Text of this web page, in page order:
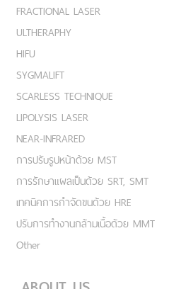
FRACTIONAL LASER
ULTHERAPHY
HIFU
SYGMALIFT
SCARLESS TECHNIQUE
LIPOLYSIS LASER
NEAR-INFRARED
การปรับรูปหน้าด้วย MST
การรักษาแผลเป็นด้วย SRT, SMT
เทคนิคการกำจัดขนด้วย HRE
ปรับการทำงานกล้ามเนื้อด้วย MMT
Other